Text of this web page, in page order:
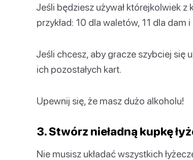
Jeśli będziesz używał którejkolwiek
przykład: 10 dla waletów, 11 dla dam
Jeśli chcesz, aby gracze szybciej się
ich pozostałych kart.
Upewnij się, że masz dużo alkoholu!
3. Stwórz nieładną kupkę
Nie musisz układać wszystkich